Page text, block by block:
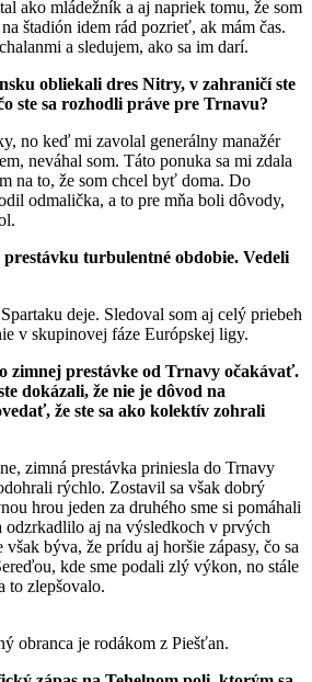
ako mládežník a aj napriek tomu, že som
štadión idem rád pozrieť, ak mám čas.
a sledujem, ako sa im darí.
obliekali dres Nitry, v zahraničí ste
ste sa rozhodli práve pre Trnavu?
no keď mi zavolal generálny manažér
neváhal som. Táto ponuka sa mi zdala
na to, že som chcel byť doma. Do
odmalička, a to pre mňa boli dôvody,
turbulentné obdobie. Vedeli
deje. Sledoval som aj celý priebeh
v skupinovej fáze Európskej ligy.
zimnej prestávke od Trnavy očakávať.
dokázali, že nie je dôvod na
že ste sa ako kolektív zohrali
zimná prestávka priniesla do Trnavy
rýchlo. Zostavil sa však dobrý
hrou jeden za druhého sme si pomáhali
odzrkadlilo aj na výsledkoch v prvých
býva, že prídu aj horšie zápasy, čo sa
kde sme podali zlý výkon, no stále
to zlepšovalo.
obranca je rodákom z Piešťan.